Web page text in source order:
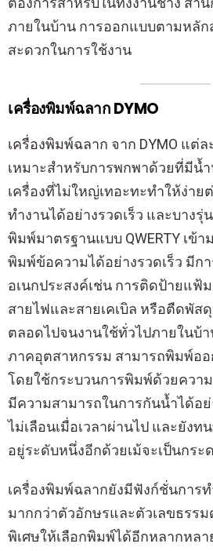
ภายในบ้าน การออกแบบตามหลัก
สะดวกในการใช้งาน
เครื่องพิมพ์ฉลาก DYMO
เครื่องพิมพ์ฉลาก จาก DYMO แต่
เหมาะสำหรับการพกพาด้วยที่มีน้
เครื่องที่ไม่ใหญ่เทอะทะทำให้ง่าย
ทำงานได้อย่างรวดเร็ว และบาง
พิมพ์มาตรฐานแบบ QWERTY เข้
พิมพ์ข้อความได้อย่างรวดเร็ว มีก
อเนกประสงค์เช่น การติดป้ายแฟ้
สายไฟและสายเคเบิล หรือตืดพัส
ตลอดไปจนงานใช้ทั่วไปภายในบ้
ภาคอุตสาหกรรม สามารถพิมพ์ออ
โดยใช้กระบวนการพิมพ์ด้วยควา
มีความสามารถในการกันน้ำได้อ
ไม่เลือนเมื่อเวลาผ่านไป และยัง
อยู่ระดับหนึ่งอีกด้วยเม้จะเป็นกระ
เครื่องพิมพ์ฉลากยังมีฟังก์ชั่นการ
มากกว่าตัวอักษรและตัวเลขธรร
พิเศษให้เลือกพิมพ์ได้อีกหลากหล